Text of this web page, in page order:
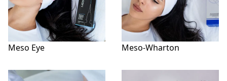
Meso Eye Meso-Wharton